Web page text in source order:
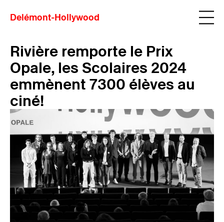
Delémont-Hollywood
Rivière remporte le Prix
Opale, les Scolaires 2024
emmènent 7300 élèves au
ciné!